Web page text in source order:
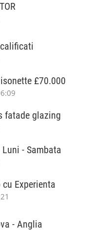
£70.000
fatade glazing
- Sambata
Experienta
- Anglia